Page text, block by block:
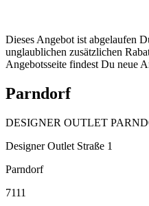
Dieses Angebot ist abgelaufen
unglaublichen zusätzlichen
Angebotsseite findest Du neue
Parndorf
DESIGNER OUTLET
Designer Outlet Straße 1
Parndorf
7111